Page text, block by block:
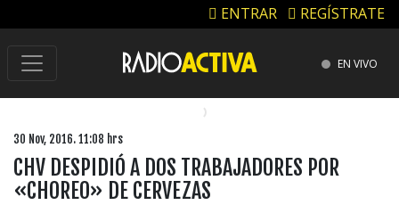
ENTRAR REGÍSTRATE
EN VIVO
30 Nov, 2016. 11:08 hrs
CHV DESPIDIÓ A DOS TRABAJADORES POR
«CHOREO» DE CERVEZAS